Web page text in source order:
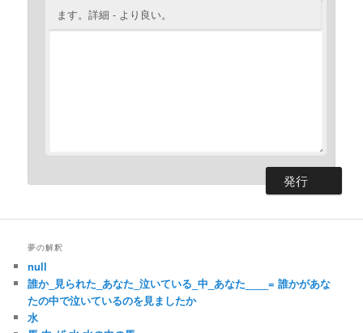
ます。詳細 - より良い。
夢の解釈
null
誰か_見られた_あなた_泣いている_中_あなた____= 誰かがあな
たの中で泣いているのを見ましたか
水